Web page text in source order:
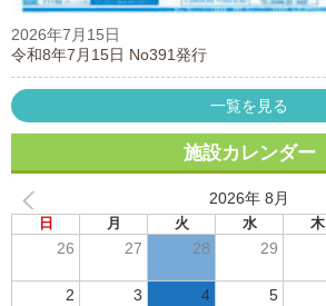
2026年7月15日
令和8年7月15日 No391発行
一覧を見る
施設カレンダー
2026年 8月
日 月 火 水 木
26 27 28 29
2 3 4 5